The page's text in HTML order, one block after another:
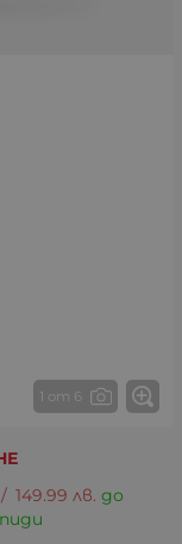
1 от 6
/ 149.99 лв. до